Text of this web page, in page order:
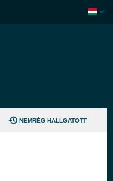
NEMRÉG HALLGATOTT